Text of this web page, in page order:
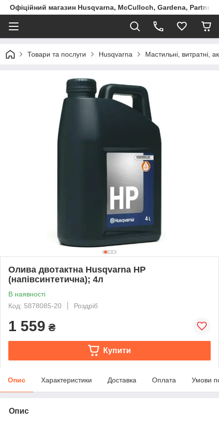
Офіційний магазин Husqvarna, McCulloch, Gardena, Partner
Товари та послуги Husqvarna Мастильні, витратні,
Олива двотактна Husqvarna HP
(напівсинтетична); 4л
В наявності
Код: 5878085-20
Роздріб
1 559 ₴
Купити
Опис Характеристики Доставка Оплата Умови
Опис